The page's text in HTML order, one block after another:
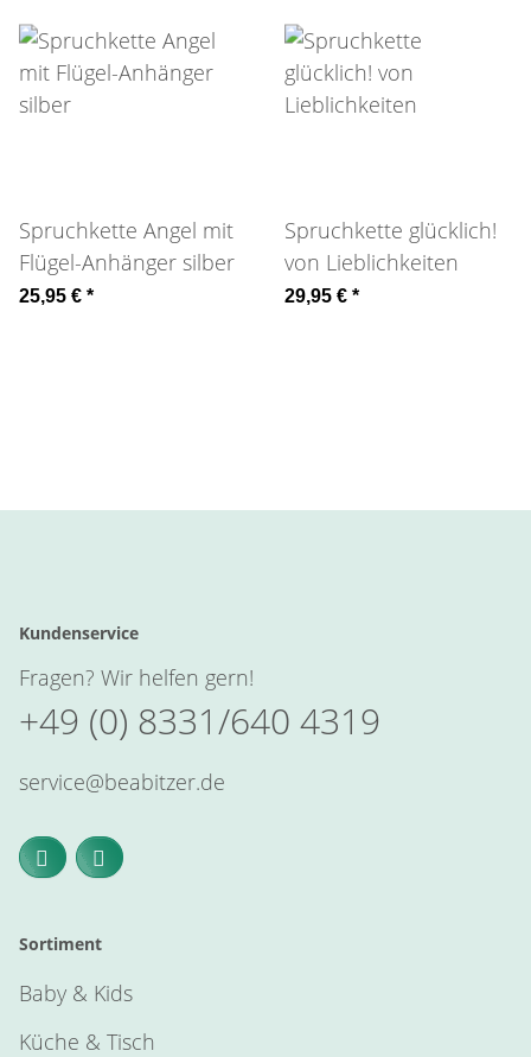
Spruchkette Angel mit
Flügel-Anhänger silber
25,95 € *
Spruchkette glücklich!
von Lieblichkeiten
29,95 € *
Kundenservice
Fragen? Wir helfen gern!
+49 (0) 8331/640 4319
service@beabitzer.de
Sortiment
Baby & Kids
Küche & Tisch